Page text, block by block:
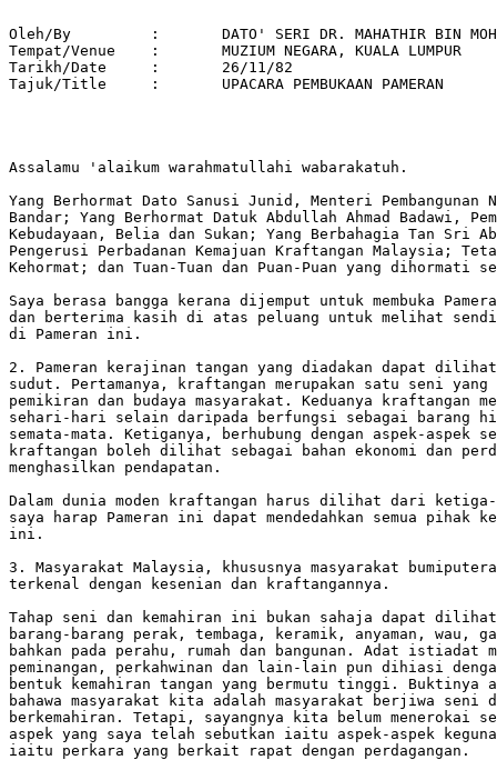
Oleh/By		:	DATO' SERI DR. MAHATHIR BIN MOHAMAD
Tempat/Venue 	: 	MUZIUM NEGARA, KUALA LUMPUR
Tarikh/Date 	: 	26/11/82
Tajuk/Title  	: 	UPACARA PEMBUKAAN PAMERAN
Assalamu 'alaikum warahmatullahi wabarakatuh.
Yang Berhormat Dato Sanusi Junid, Menteri Pembangunan
Bandar; Yang Berhormat Datuk Abdullah Ahmad Badawi,
Kebudayaan, Belia dan Sukan; Yang Berbahagia Tan Sri
Pengerusi Perbadanan Kemajuan Kraftangan Malaysia;
Kehormat; dan Tuan-Tuan dan Puan-Puan yang dihormati
Saya berasa bangga kerana dijemput untuk membuka
dan berterima kasih di atas peluang untuk melihat
di Pameran ini.
2. Pameran kerajinan tangan yang diadakan dapat
sudut. Pertamanya, kraftangan merupakan satu seni yang
pemikiran dan budaya masyarakat. Keduanya kraftangan
sehari-hari selain daripada berfungsi sebagai barang
semata-mata. Ketiganya, berhubung dengan aspek-aspek
kraftangan boleh dilihat sebagai bahan ekonomi dan
menghasilkan pendapatan.
Dalam dunia moden kraftangan harus dilihat dari
saya harap Pameran ini dapat mendedahkan semua pihak
ini.
3. Masyarakat Malaysia, khususnya masyarakat
terkenal dengan kesenian dan kraftangannya.
Tahap seni dan kemahiran ini bukan sahaja dapat
barang-barang perak, tembaga, keramik, anyaman,
bahkan pada perahu, rumah dan bangunan. Adat istiadat
peminangan, perkahwinan dan lain-lain pun dihiasi
bentuk kemahiran tangan yang bermutu tinggi. Buktinya
bahawa masyarakat kita adalah masyarakat berjiwa seni
berkemahiran. Tetapi, sayangnya kita belum menerokai
aspek yang saya telah sebutkan iaitu aspek-aspek
iaitu perkara yang berkait rapat dengan perdagangan.